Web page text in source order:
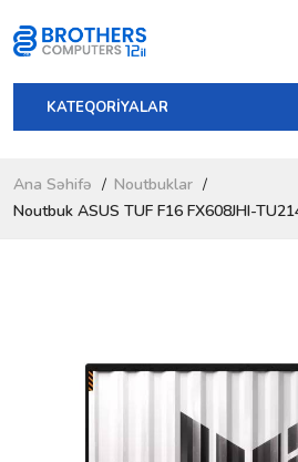
KATEQORİYALAR
Ana Səhifə
Noutbuklar
Noutbuk ASUS TUF F16 FX608JHI-